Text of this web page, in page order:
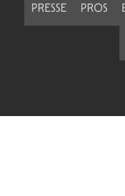
PRESSE PROS